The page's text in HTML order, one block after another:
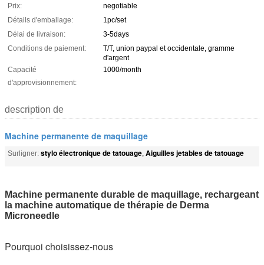
Prix:
negotiable
Détails d'emballage:
1pc/set
Délai de livraison:
3-5days
Conditions de paiement:
T/T, union paypal et occidentale, gramme
d'argent
Capacité
d'approvisionnement:
1000/month
description de
Machine permanente de maquillage
Surligner: stylo électronique de tatouage, Aiguilles jetables de tatouage
Machine permanente durable de maquillage, rechargeant
la machine automatique de thérapie de Derma
Microneedle
Pourquoi choisissez-nous